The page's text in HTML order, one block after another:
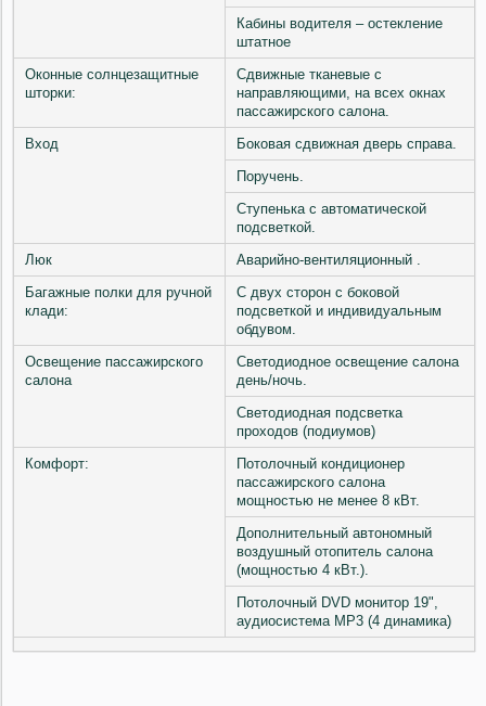
Кабины водителя – остекление
штатное
Оконные солнцезащитные
шторки:
Сдвижные тканевые с
направляющими, на всех окнах
пассажирского салона.
Вход
Боковая сдвижная дверь справа.
Поручень.
Ступенька с автоматической
подсветкой.
Люк
Аварийно-вентиляционный .
Багажные полки для ручной
клади:
С двух сторон с боковой
подсветкой и индивидуальным
обдувом.
Освещение пассажирского
салона
Светодиодное освещение салона
день/ночь.
Светодиодная подсветка
проходов (подиумов)
Комфорт:
Потолочный кондиционер
пассажирского салона
мощностью не менее 8 кВт.
Дополнительный автономный
воздушный отопитель салона
(мощностью 4 кВт.).
Потолочный DVD монитор 19",
аудиосистема MP3 (4 динамика)